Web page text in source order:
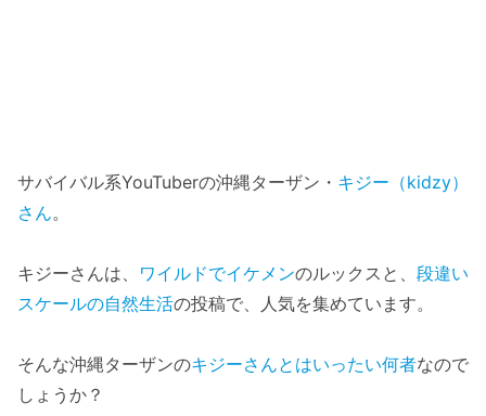
サバイバル系YouTuberの沖縄ターザン・ キジー（kidzy）
さん。
キジーさんは、 ワイルドでイケメンのルックスと、 段違い
スケールの自然生活の投稿で、人気を集めています。
そんな沖縄ターザンのキジーさんとはいったい何者なので
しょうか？